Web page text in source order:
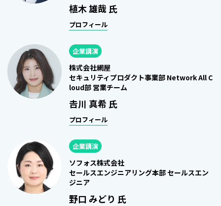
植木 雄哉 氏
プロフィール
企業講演
株式会社網屋
セキュリティプロダクト事業部 Network All C
loud部 営業チーム
𠮷川 真希 氏
プロフィール
企業講演
ソフォス株式会社
セールスエンジニアリング本部 セールスエン
ジニア
野口 みどり 氏